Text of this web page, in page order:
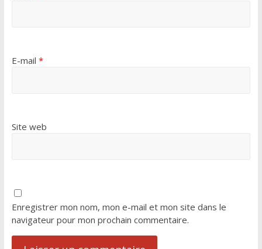
E-mail *
Site web
Enregistrer mon nom, mon e-mail et mon site dans le
navigateur pour mon prochain commentaire.